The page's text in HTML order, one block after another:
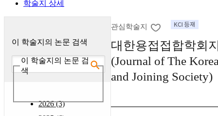
학술지 상세
이 학술지의 논문 검색
이 학술지의 논문 검
색
2026 (3)
관심학술지
대한용접접합학회
(Journal of The
and Joining Society)